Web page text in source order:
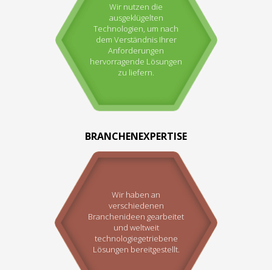
Wir nutzen die
ausgeklügelten
Technologien, um nach
dem Verständnis Ihrer
Anforderungen
hervorragende Lösungen
zu liefern.
BRANCHENEXPERTISE
Wir haben an
verschiedenen
Branchenideen gearbeitet
und weltweit
technologiegetriebene
Lösungen bereitgestellt.